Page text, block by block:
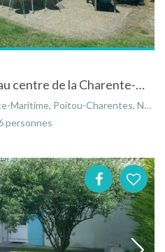
Location près de Saintes au centre de la Charente-Maritime
Charentes, Nouvelle-Aquitaine, France
personnes